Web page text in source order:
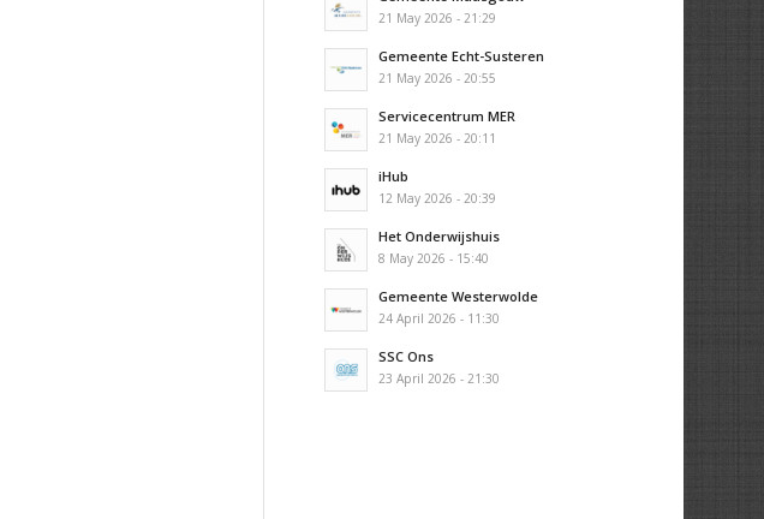
21 May 2026 - 21:29
Gemeente Echt-Susteren
21 May 2026 - 20:55
Servicecentrum MER
21 May 2026 - 20:11
iHub
12 May 2026 - 20:39
Het Onderwijshuis
8 May 2026 - 15:40
Gemeente Westerwolde
24 April 2026 - 11:30
SSC Ons
23 April 2026 - 21:30